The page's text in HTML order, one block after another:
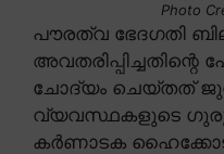
Photo
പൗരത്വ ഭേദഗതി
ചോദ്യം ചെയ്തത്
വ്യവസ്ഥകളുടെ
കർണാടക